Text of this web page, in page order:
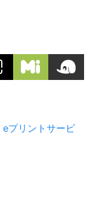
eプリントサービ